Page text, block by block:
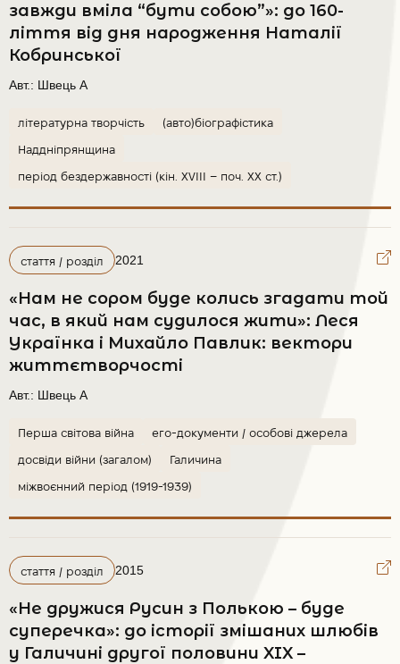
завжди вміла “бути собою”»: до 160-
ліття від дня народження Наталії
Кобринської
Авт.: Швець А
літературна творчість (авто)біографістика
Наддніпрянщина
період бездержавності (кін. XVIII – поч. XX ст.)
стаття / розділ 2021
«Нам не сором буде колись згадати той
час, в який нам судилося жити»: Леся
Українка і Михайло Павлик: вектори
життєтворчості
Авт.: Швець А
Перша світова війна его-документи / особові джерела
досвіди війни (загалом) Галичина
міжвоєнний період (1919-1939)
стаття / розділ 2015
«Не дружися Русин з Полькою – буде
суперечка»: до історії змішаних шлюбів
у Галичині другої половини XIX –